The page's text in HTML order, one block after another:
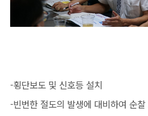
-횡단보도 및 신호등 설치
-빈번한 절도의 발생에 대비하여 순